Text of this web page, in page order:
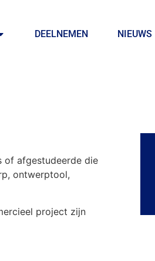
DEELNEMEN NIEUWS
of afgestudeerde die
ontwerptool,
project zijn